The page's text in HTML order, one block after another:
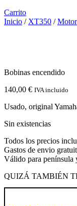
Carrito
Inicio / XT350 /Motor
Bobinas encendido
140,00 € IVA incluido
Usado, original
Sin existencias
Todos los precios
Gastos de envio
Válido para península
QUIZÁ TAMBIÉN